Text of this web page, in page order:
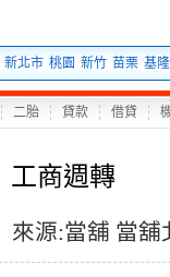
新北市 桃園 新竹 苗栗 基隆
二胎 貸款 借貸
工商週轉
來源:當舖 當舖